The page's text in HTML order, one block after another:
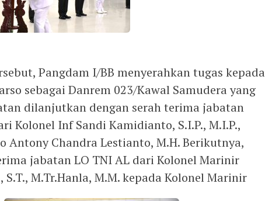
Pangdam I/BB menyerahkan tugas kepada
sebagai Danrem 023/Kawal Samudera yang
dilanjutkan dengan serah terima jabatan
Kolonel Inf Sandi Kamidianto, S.I.P., M.I.P.,
Antony Chandra Lestianto, M.H. Berikutnya,
jabatan LO TNI AL dari Kolonel Marinir
M.Tr.Hanla, M.M. kepada Kolonel Marinir